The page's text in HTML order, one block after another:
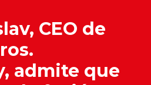
CEO de
admite que